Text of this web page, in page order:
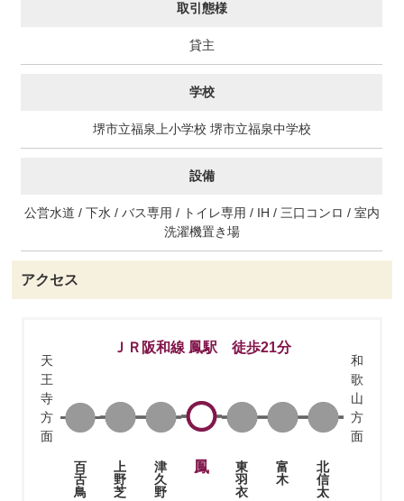
取引態様
貸主
学校
堺市立福泉上小学校 堺市立福泉中学校
設備
公営水道 / 下水 / バス専用 / トイレ専用 / IH / 三口コンロ / 室内
洗濯機置き場
アクセス
ＪＲ阪和線 鳳駅 徒歩21分
天
王
寺
方
面
百
舌
鳥
上
野
芝
津
久
野
鳳
東
羽
衣
富
木
北
信
太
和
歌
山
方
面